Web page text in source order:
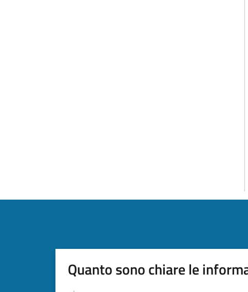
Quanto sono chiare le